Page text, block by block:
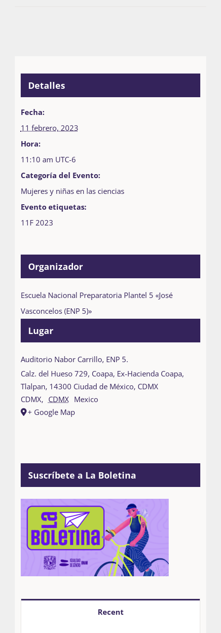
Detalles
Fecha:
11 febrero, 2023
Hora:
11:10 am UTC-6
Categoría del Evento:
Mujeres y niñas en las ciencias
Evento etiquetas:
11F 2023
Lugar
Auditorio Nabor Carrillo, ENP 5.
Calz. del Hueso 729, Coapa, Ex-Hacienda Coapa,
Tlalpan, 14300 Ciudad de México, CDMX
CDMX, CDMX Mexico
+ Google Map
Organizador
Escuela Nacional Preparatoria Plantel 5 «José
Vasconcelos (ENP 5)»
Suscríbete a La Boletina
Recent